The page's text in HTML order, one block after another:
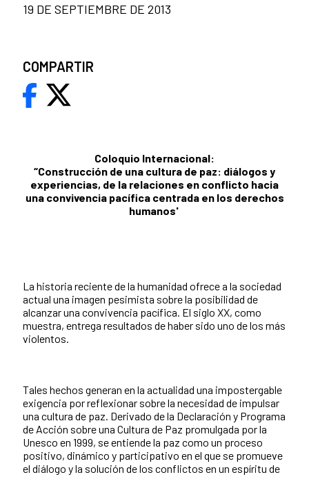
Coloquio Internacional:
“Construcción de una cultura de paz: diálogos y
experiencias, de la relaciones en conflicto hacia
una convivencia pacífica centrada en los derechos
humanos'
La historia reciente de la humanidad ofrece a la sociedad
actual una imagen pesimista sobre la posibilidad de
alcanzar una convivencia pacífica. El siglo XX, como
muestra, entrega resultados de haber sido uno de los más
violentos.
Tales hechos generan en la actualidad una impostergable
exigencia por reflexionar sobre la necesidad de impulsar
una cultura de paz. Derivado de la Declaración y Programa
de Acción sobre una Cultura de Paz promulgada por la
Unesco en 1999, se entiende la paz como un proceso
positivo, dinámico y participativo en el que se promueve
el diálogo y la solución de los conflictos en un espíritu de
19 DE SEPTIEMBRE DE 2013
COMPARTIR